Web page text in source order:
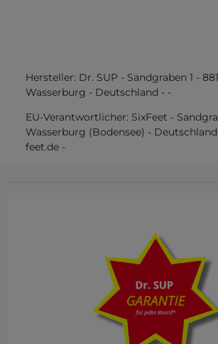
Hersteller: Dr. SUP - Sandgraben 1 -
Wasserburg - Deutschland - -
EU-Verantwortlicher: SixFeet -
Wasserburg (Bodensee) - Deutschland
feet.de -